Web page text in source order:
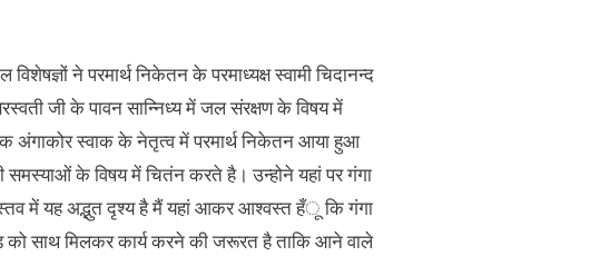
ने परमार्थ निकेतन के परमाध्यक्ष स्वामी चिदानन्द
जी के पावन सान्निध्य में जल संरक्षण के विषय में
अंगाकोर स्वाक के नेतृत्व में परमार्थ निकेतन आया हुआ
के विषय में चितंन करते है। उन्होने यहां पर गंगा
में यह अद्भुत दृश्य है मैं यहां आकर आश्वस्त हँू कि गंगा
को साथ मिलकर कार्य करने की जरूरत है ताकि आने वाले